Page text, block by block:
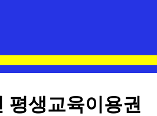
평생교육이용권